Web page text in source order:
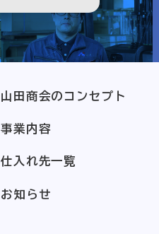
山田商会のコンセプト
事業内容
仕入れ先一覧
お知らせ